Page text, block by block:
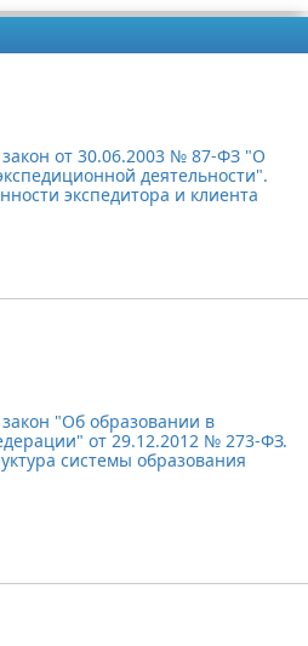
от 30.06.2003 № 87-ФЗ "О
деятельности".
экспедитора и клиента
"Об образовании в
от 29.12.2012 № 273-ФЗ.
системы образования